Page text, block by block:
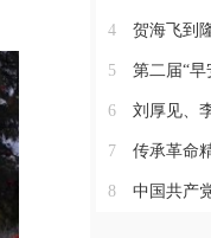
4 贺海飞到
5 第二届“早
6 刘厚见、
7 传承革命精神 凝
8 中国共产党隆回